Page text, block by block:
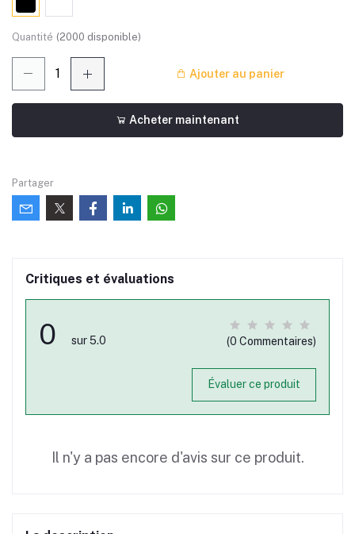
Quantité (2000 disponible)
Ajouter au panier
Acheter maintenant
Partager
Critiques et évaluations
0 sur 5.0 (0 Commentaires)
Évaluer ce produit
Il n'y a pas encore d'avis sur ce produit.